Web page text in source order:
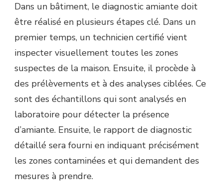
Dans un bâtiment, le diagnostic amiante doit
être réalisé en plusieurs étapes clé. Dans un
premier temps, un technicien certifié vient
inspecter visuellement toutes les zones
suspectes de la maison. Ensuite, il procède à
des prélèvements et à des analyses ciblées. Ce
sont des échantillons qui sont analysés en
laboratoire pour détecter la présence
d’amiante. Ensuite, le rapport de diagnostic
détaillé sera fourni en indiquant précisément
les zones contaminées et qui demandent des
mesures à prendre.